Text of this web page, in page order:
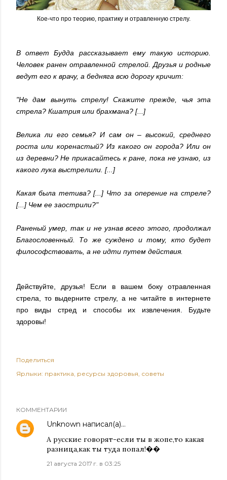
Кое-что про теорию, практику и отравленную стрелу.
В ответ Будда рассказывает ему такую историю.
Человек ранен отравленной стрелой. Друзья и родные
ведут его к врачу, а бедняга всю дорогу кричит:
"Не дам вынуть стрелу! Скажите прежде, чья эта
стрела? Кшатрия или брахмана? [...]
Велика ли его семья? И сам он – высокий, среднего
роста или коренастый? Из какого он города? Или он
из деревни? Не прикасайтесь к ране, пока не узнаю, из
какого лука выстрелили. [...]
Какая была тетива? [...] Что за оперение на стреле?
[...] Чем ее заострили?"
Раненый умер, так и не узнав всего этого, продолжал
Благословенный. То же суждено и тому, кто будет
философствовать, а не идти путем действия.
Действуйте, друзья! Если в вашем боку отравленная
стрела, то выдерните стрелу, а не читайте в интернете
про виды стред и способы их извлечения. Будьте
здоровы!
Поделиться
Ярлыки: практика ресурсы здоровья советы
КОММЕНТАРИИ
Unknown написал(а)…
А русские говорят-если ты в жопе,то какая
разница,как ты туда попал!��
21 августа 2017 г. в 03:25